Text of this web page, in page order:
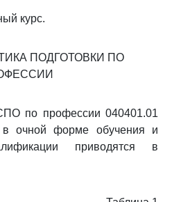
курс.
ПОДГОТОВКИ ПО
по профессии 040401.01
в очной форме обучения и
приводятся в